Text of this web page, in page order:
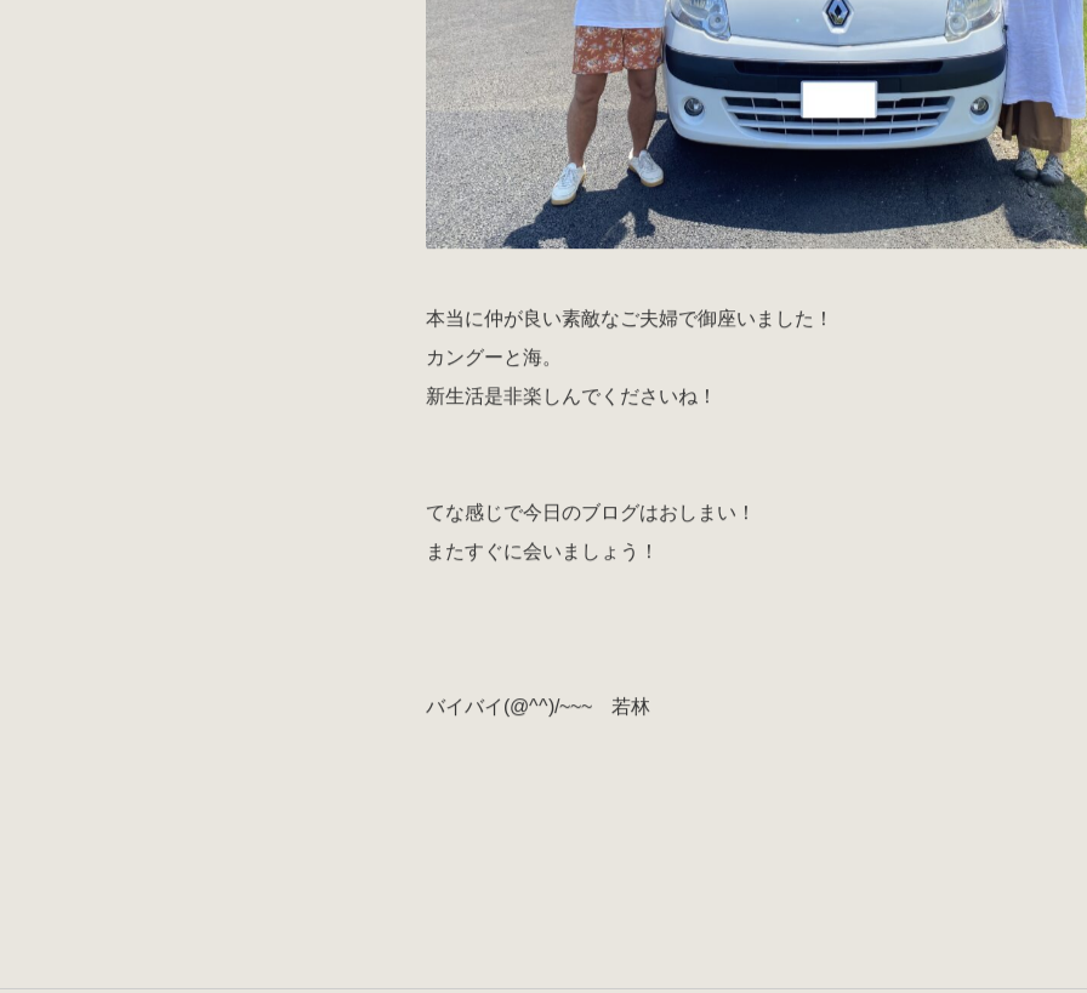
本当に仲が良い素敵なご夫婦で御座いました！
カングーと海。
新生活是非楽しんでくださいね！
てな感じで今日のブログはおしまい！
またすぐに会いましょう！
バイバイ(@^^)/~~~ 若林